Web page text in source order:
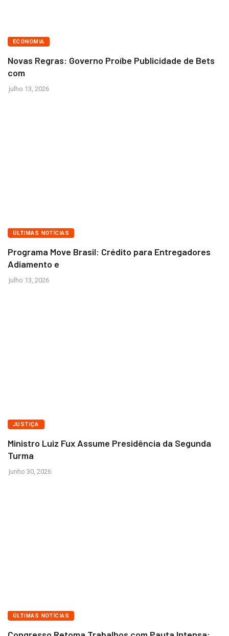
BRASÍLIA
ECONOMIA
Novas Regras: Governo Proíbe Publicidade de Bets
com
julho 13, 2026
BRASÍLIA
ÚLTIMAS NOTÍCIAS
Programa Move Brasil: Crédito para Entregadores
Adiamento e
julho 13, 2026
BRASÍLIA
JUSTIÇA
Ministro Luiz Fux Assume Presidência da Segunda
Turma
junho 30, 2026
BRASÍLIA
ÚLTIMAS NOTÍCIAS